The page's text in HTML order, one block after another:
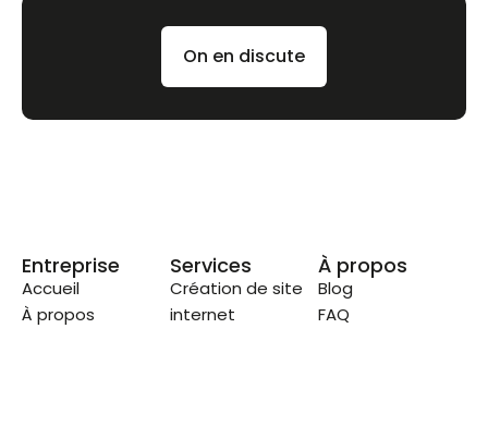
On en discute
Entreprise
Accueil
À propos
Services
Création de site
internet
À propos
Blog
FAQ